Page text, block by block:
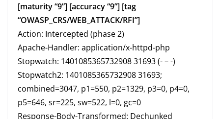
[maturity “9”] [accuracy “9”] [tag
“OWASP_CRS/WEB_ATTACK/RFI”]
Action: Intercepted (phase 2)
Apache-Handler: application/x-httpd-php
Stopwatch: 1401085365732908 31693 (- – -)
Stopwatch2: 1401085365732908 31693;
combined=3047, p1=550, p2=1329, p3=0, p4=0,
p5=646, sr=225, sw=522, l=0, gc=0
Response-Body-Transformed: Dechunked